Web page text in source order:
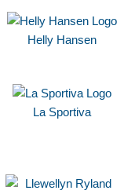
Helly Hansen
La Sportiva